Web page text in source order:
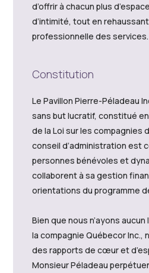
d’offrir à chacun plus
d’intimité, tout en
professionnelle des services.
Constitution
Le Pavillon Pierre-Péladeau
sans but lucratif, constitué en
de la Loi sur les compagnies
conseil d’administration est
personnes bénévoles et
collaborent à sa gestion
orientations du programme
Bien que nous n’ayons
la compagnie Québecor Inc.,
des rapports de cœur et
Monsieur Péladeau